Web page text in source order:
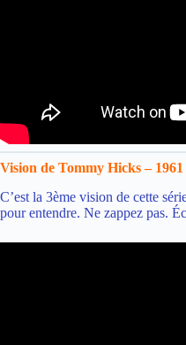
Vision de Tommy Hicks – 1961
C’est la 3ème vision de cette
pour entendre. Ne zappez pas.